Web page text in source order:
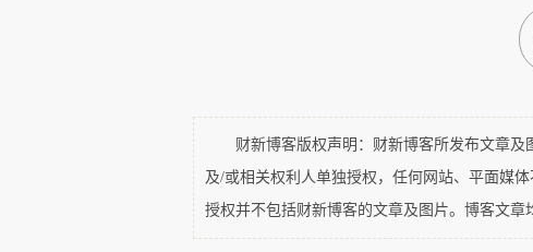
目的市场份额计算，上述8个类目的市场份
财新博客版权声明：财新博客所发布文章及
及/或相关权利人单独授权，任何网站、平面媒
授权并不包括财新博客的文章及图片。博客文章